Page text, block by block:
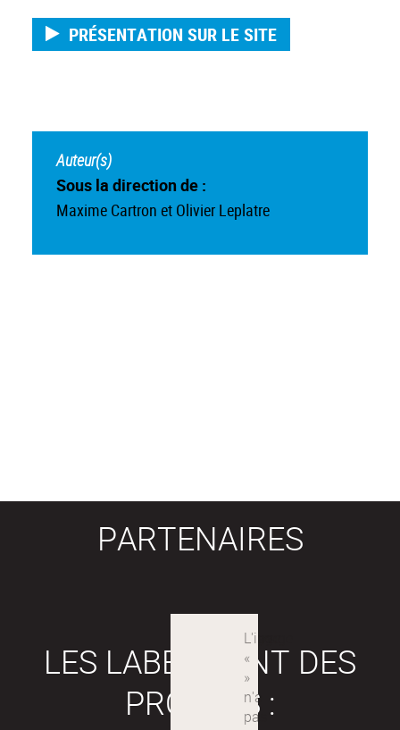
PRÉSENTATION SUR LE SITE
Auteur(s)
Sous la direction de :
Maxime Cartron et Olivier Leplatre
PARTENAIRES
LES LABEX SONT DES
PROJETS :